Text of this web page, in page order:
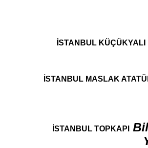
İSTANBUL KÜÇÜKYALI
İSTANBUL MASLAK
İSTANBUL TOPKAPI